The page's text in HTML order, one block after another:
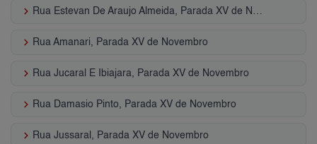
keyboard_arrow_right Rua Estevan De Araujo Almeida, Parada XV de Novembro
keyboard_arrow_right Rua Amanari, Parada XV de Novembro
keyboard_arrow_right Rua Jucaral E Ibiajara, Parada XV de Novembro
keyboard_arrow_right Rua Damasio Pinto, Parada XV de Novembro
keyboard_arrow_right Rua Jussaral, Parada XV de Novembro